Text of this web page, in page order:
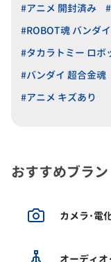
#アニメ 開封済み
#ROBOT魂 バンダイ
#タカラトミー ロボ
#バンダイ 超合金魂
#アニメ キズあり
おすすめブラン
カメラ･電
オーディ